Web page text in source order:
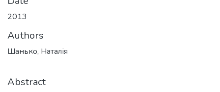
2013
Authors
Шанько, Наталія
Abstract